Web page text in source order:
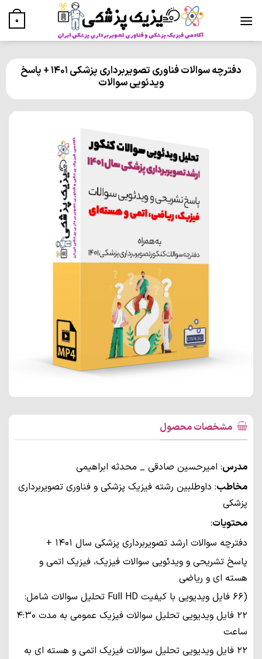
0
دفترچه سوالات فناوری تصویربرداری پزشکی 1401 + پاسخ
ویدئویی سوالات
مشخصات محصول
مدرس: امیرحسین صادقی _ محدثه ابراهیمی
مخاطب: داوطلبین رشته فیزیک پزشکی و فناوری تصویربرداری
پزشکی
محتویات:
دفترچه سوالات ارشد تصویربرداری پزشکی سال 1401 +
پاسخ تشریحی و ویدئویی سوالات فیزیک، فیزیک اتمی و
هسته ای و ریاضی
(66 فایل ویدیویی با کیفیت Full HD تحلیل سوالات شامل:
22 فایل ویدیویی تحلیل سوالات فیزیک عمومی به مدت 4:30
ساعت
22 فایل ویدیویی تحلیل سوالات فیزیک اتمی و هسته ای به